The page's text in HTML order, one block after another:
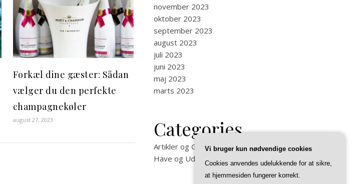
Forkæl dine gæster: Sådan
vælger du den perfekte
champagnekøler
august 27, 2023
november 2023
oktober 2023
september 2023
august 2023
juli 2023
juni 2023
maj 2023
marts 2023
Categories
Artikler og Guides på Felixma
Have og Uderum
Vi bruger kun nødvendige cookies
Cookies anvendes udelukkende for at sikre,
at hjemmesiden fungerer korrekt.